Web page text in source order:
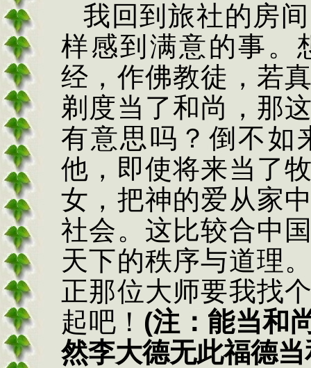
我回到旅社的房
样感到满意的事。
经，作佛教徒，若
剃度当了和尚，那
有意思吗？倒不如
他，即使将来当了
女，把神的爱从家
社会。这比较合中
天下的秩序与道理
正那位大师要我找
起吧！ (注：能当和
然李大德无此福德